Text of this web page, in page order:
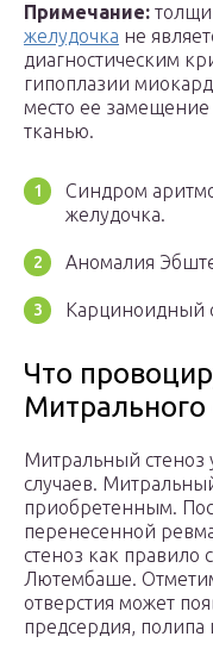
Примечание:
желудочка не
диагностическим
гипоплазии
место ее
тканью.
Синдром
желудочка.
Аномалия
Карциноидный
Что
Митрального
Митральный стеноз
случаев.
приобретенным.
перенесенной
стеноз как правило
Лютембаше.
отверстия может
предсердия, полипа